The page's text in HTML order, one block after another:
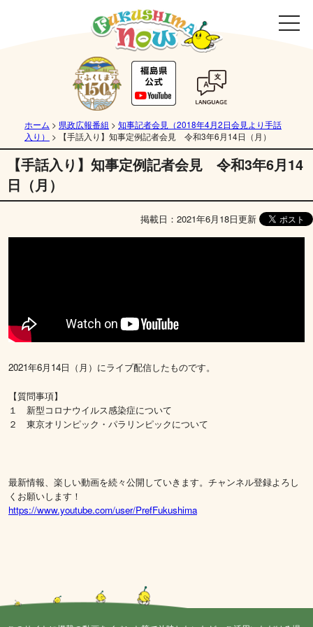
ホーム > 県政広報番組 > 知事記者会見（2018年4月2日会見より手話
入り）
> 【手話入り】知事定例記者会見 令和3年6月14日（月）
【手話入り】知事定例記者会見 令和3年6月14
日（月）
掲載日：2021年6月18日更新
2021年6月14日（月）にライブ配信したものです。
【質問事項】
１ 新型コロナウイルス感染症について
２ 東京オリンピック・パラリンピックについて
最新情報、楽しい動画を続々公開していきます。チャンネル登録よろし
くお願いします！
https://www.youtube.com/user/PrefFukushima